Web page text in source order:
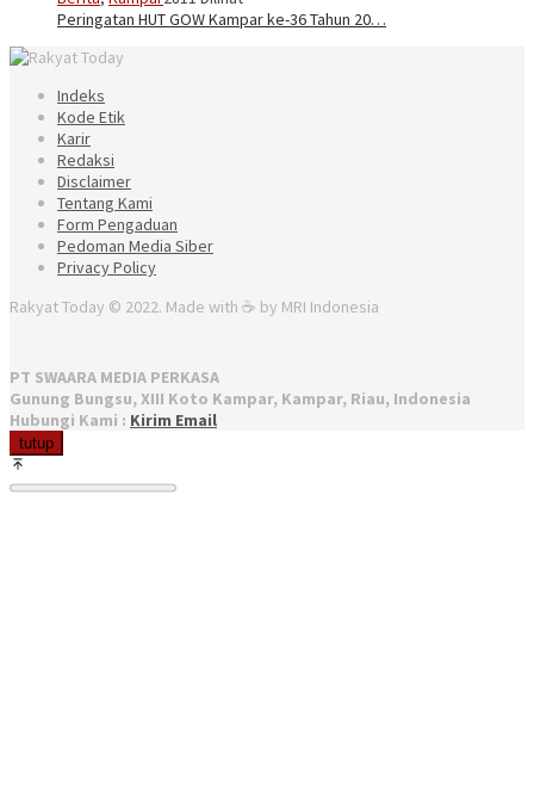
Peringatan HUT GOW Kampar ke-36 Tahun 20…
Indeks
Kode Etik
Karir
Redaksi
Disclaimer
Tentang Kami
Form Pengaduan
Pedoman Media Siber
Privacy Policy
Rakyat Today © 2022. Made with ☕ by MRI Indonesia
PT SWAARA MEDIA PERKASA
Gunung Bungsu, XIII Koto Kampar, Kampar, Riau, Indonesia
Hubungi Kami : Kirim Email
tutup